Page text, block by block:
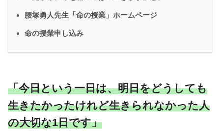
腰塚勇人先生「命の授業」ホームページ
命の授業申し込み
「今日という一日は、明日をどうしても
生きたかったけれど生きられなかった人
の大切な1日です」